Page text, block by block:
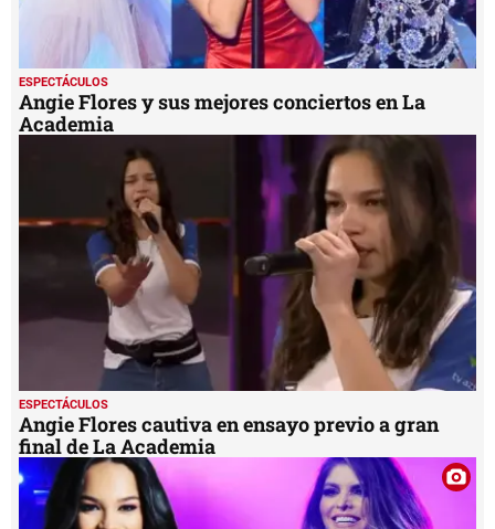
ESPECTÁCULOS
Angie Flores y sus mejores conciertos en La
Academia
ESPECTÁCULOS
Angie Flores cautiva en ensayo previo a gran
final de La Academia